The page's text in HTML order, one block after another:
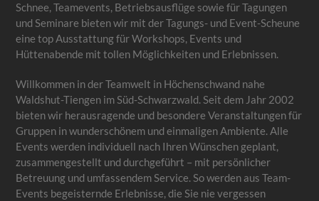
Schnee, Teamevents, Betriebsausflüge sowie für Tagungen
und Seminare bieten wir mit der Tagungs- und Event-Scheune
eine top Ausstattung für Workshops, Events und
Hüttenabende mit tollen Möglichkeiten und Erlebnissen.
Willkommen in der Teamwelt in Höchenschwand nahe
Waldshut-Tiengen im Süd-Schwarzwald. Seit dem Jahr 2002
bieten wir herausragende und besondere Veranstaltungen für
Gruppen in wunderschönem und einmaligen Ambiente. Alle
Events werden individuell nach Ihren Wünschen geplant,
zusammengestellt und durchgeführt – mit persönlicher
Betreuung und umfassendem Service. So werden aus Team-
Events begeisternde Erlebnisse, die Sie nie vergessen